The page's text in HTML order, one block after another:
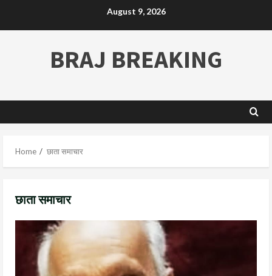
August 9, 2026
BRAJ BREAKING
Home छाता समाचार
छाता समाचार